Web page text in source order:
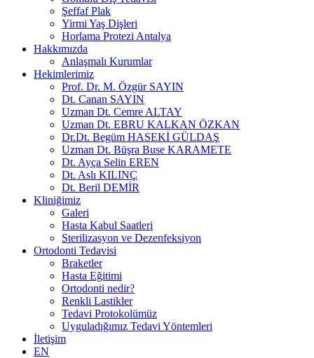
Şeffaf Plak
Yirmi Yaş Dişleri
Horlama Protezi Antalya
Hakkımızda
Anlaşmalı Kurumlar
Hekimlerimiz
Prof. Dr. M. Özgür SAYIN
Dt. Canan SAYIN
Uzman Dt. Cemre ALTAY
Uzman Dt. EBRU KALKAN ÖZKAN
Dr.Dt. Begüm HASEKİ GÜLDAŞ
Uzman Dt. Büşra Buse KARAMETE
Dt. Ayça Selin EREN
Dt. Aslı KILINÇ
Dt. Beril DEMİR
Kliniğimiz
Galeri
Hasta Kabul Saatleri
Sterilizasyon ve Dezenfeksiyon
Ortodonti Tedavisi
Braketler
Hasta Eğitimi
Ortodonti nedir?
Renkli Lastikler
Tedavi Protokolümüz
Uyguladığımız Tedavi Yöntemleri
İletişim
EN